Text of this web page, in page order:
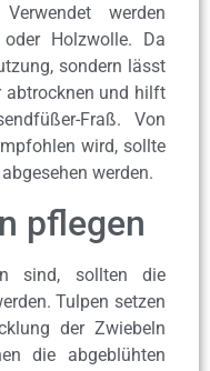
werden
Holzwolle. Da
sondern lässt
abtrocknen und hilft
Fraß. Von
wird, sollte
werden.
pflegen
sind, sollten die
Tulpen setzen
der Zwiebeln
die abgeblühten